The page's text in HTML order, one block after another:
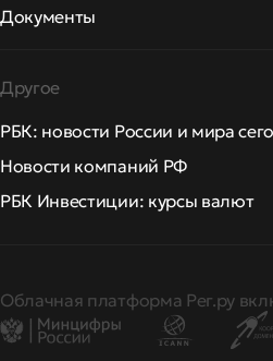
Документы
Другое
РБК: новости России и мира
Новости компаний РФ
РБК Инвестиции: курсы валют
Облачная платформа Рег.ру